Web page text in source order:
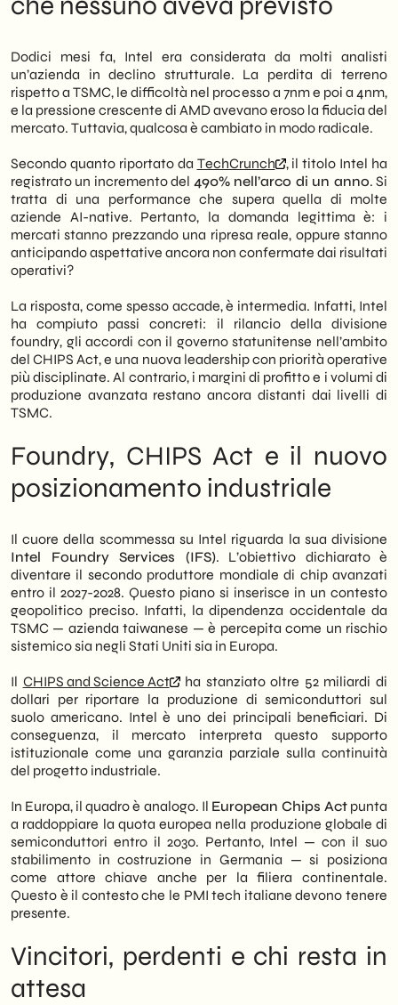
Implicazioni operative per il partner
Quello che i numeri non dicono ancora
Next moves: come iniziare a posizionarsi
oggi
scommette su una rinascita industriale.
raccontano una storia più complessa.
Pertanto, è necessario leggere questo
segnale con attenzione prima di trarne
conclusioni strategiche.
Per le PMI tech italiane, la questione non è
speculativa. Infatti, Intel rappresenta un
nodo critico nell’ecosistema dei chip per
server, edge computing e intelligenza
artificiale. Di conseguenza, una sua
stabilizzazione — o un suo rafforzamento
reale — potrebbe riaprire opportunità di
partnership, accesso a tecnologie di
più competitive. In particolare, il segmento
foundry di Intel è quello da monitorare con
maggiore attenzione.
Noi diSHM Studioosserviamo questo
scenario con l’occhio di chi supporta
articolo è offrire una lettura strategica —
non finanziaria — della vicenda Intel, con
implicazioni concrete per chi opera nel B2B
tech. Infine, proponiamo alcune direzioni
posizionarsi correttamente nel nuovo
ecosistema chip europeo.
Dodici mesi fa, Intel era considerata da molti analisti
un’azienda in declino strutturale. La perdita di terreno
rispetto a TSMC, le difficoltà nel processo a 7nm e poi a 4nm,
e la pressione crescente di AMD avevano eroso la fiducia del
mercato. Tuttavia, qualcosa è cambiato in modo radicale.
Secondo quanto riportato da TechCrunch
, il titolo Intel ha
registrato un incremento del 490% nell’arco di un anno. Si
tratta di una performance che supera quella di molte
aziende AI-native. Pertanto, la domanda legittima è: i
mercati stanno prezzando una ripresa reale, oppure stanno
anticipando aspettative ancora non confermate dai risultati
operativi?
La risposta, come spesso accade, è intermedia. Infatti, Intel
ha compiuto passi concreti: il rilancio della divisione
foundry, gli accordi con il governo statunitense nell’ambito
del CHIPS Act, e una nuova leadership con priorità operative
più disciplinate. Al contrario, i margini di profitto e i volumi di
produzione avanzata restano ancora distanti dai livelli di
TSMC.
Foundry, CHIPS Act e il nuovo
posizionamento industriale
Il cuore della scommessa su Intel riguarda la sua divisione
Intel Foundry Services (IFS). L’obiettivo dichiarato è
diventare il secondo produttore mondiale di chip avanzati
entro il 2027-2028. Questo piano si inserisce in un contesto
geopolitico preciso. Infatti, la dipendenza occidentale da
TSMC — azienda taiwanese — è percepita come un rischio
sistemico sia negli Stati Uniti sia in Europa.
Il CHIPS and Science Act
ha stanziato oltre 52 miliardi di
dollari per riportare la produzione di semiconduttori sul
suolo americano. Intel è uno dei principali beneficiari. Di
conseguenza, il mercato interpreta questo supporto
istituzionale come una garanzia parziale sulla continuità
del progetto industriale.
In Europa, il quadro è analogo. Il European Chips Actpunta
a raddoppiare la quota europea nella produzione globale di
semiconduttori entro il 2030. Pertanto, Intel — con il suo
stabilimento in costruzione in Germania — si posiziona
come attore chiave anche per la filiera continentale.
Questo è il contesto che le PMI tech italiane devono tenere
presente.
Vincitori, perdenti e chi resta in
attesa